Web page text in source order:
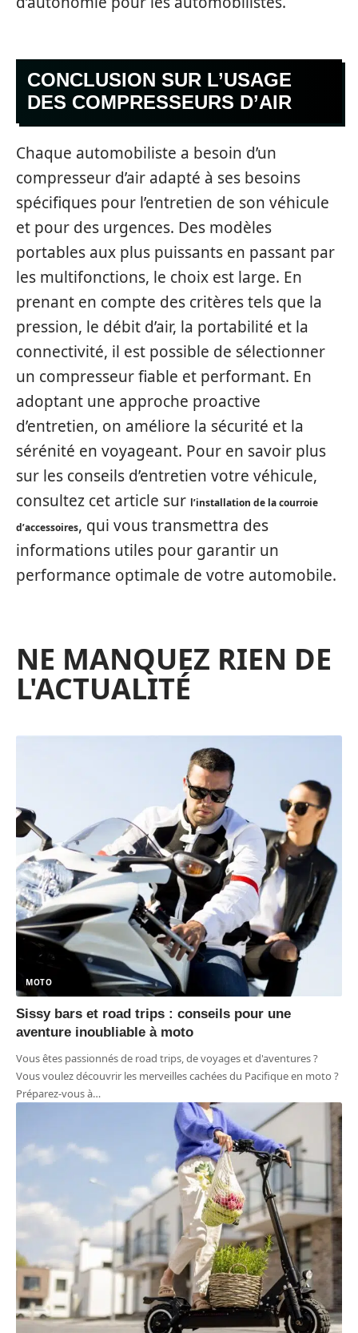
CONCLUSION SUR L’USAGE
DES COMPRESSEURS D’AIR
Chaque automobiliste a besoin d’un
compresseur d’air adapté à ses besoins
spécifiques pour l’entretien de son véhicule
et pour des urgences. Des modèles
portables aux plus puissants en passant par
les multifonctions, le choix est large. En
prenant en compte des critères tels que la
pression, le débit d’air, la portabilité et la
connectivité, il est possible de sélectionner
un compresseur fiable et performant. En
adoptant une approche proactive
d’entretien, on améliore la sécurité et la
sérénité en voyageant. Pour en savoir plus
sur les conseils d’entretien votre véhicule,
consultez cet article sur l’installation de la courroie
d’accessoires, qui vous transmettra des
informations utiles pour garantir un
performance optimale de votre automobile.
NE MANQUEZ RIEN DE
L'ACTUALITÉ
MOTO
Sissy bars et road trips : conseils pour une
aventure inoubliable à moto
Vous êtes passionnés de road trips, de voyages et d'aventures ?
Vous voulez découvrir les merveilles cachées du Pacifique en moto ?
Préparez-vous à…